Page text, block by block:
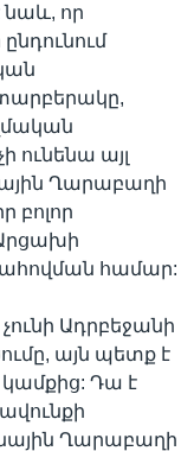
որ
տարբերակը,
ունենա այլ
Ղարաբաղի
բոլոր
Արցախի
համար:
Ադրբեջանի
այն պետք է
Դա է
Ղարաբաղի